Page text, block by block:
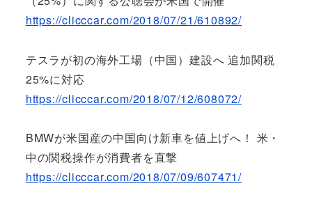
https://clicccar.com/2018/07/21/610892/
テスラが初の海外工場（中国）建設へ 追加関税
25%に対応
https://clicccar.com/2018/07/12/608072/
BMWが米国産の中国向け新車を値上げへ！ 米・
中の関税操作が消費者を直撃
https://clicccar.com/2018/07/09/607471/